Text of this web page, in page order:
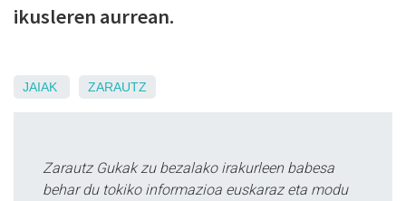
ikusleren aurrean.
JAIAK ZARAUTZ
Zarautz Gukak zu bezalako irakurleen babesa
behar du tokiko informazioa euskaraz eta modu